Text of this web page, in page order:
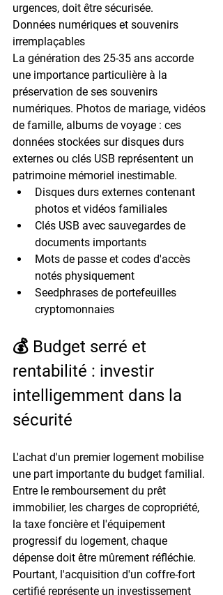
urgences, doit être sécurisée.
Données numériques et souvenirs
irremplaçables
La génération des 25-35 ans accorde
une importance particulière à la
préservation de ses souvenirs
numériques. Photos de mariage, vidéos
de famille, albums de voyage : ces
données stockées sur disques durs
externes ou clés USB représentent un
patrimoine mémoriel inestimable.
Disques durs externes contenant
photos et vidéos familiales
Clés USB avec sauvegardes de
documents importants
Mots de passe et codes d'accès
notés physiquement
Seedphrases de portefeuilles
cryptomonnaies
💰 Budget serré et
rentabilité : investir
intelligemment dans la
sécurité
L'achat d'un premier logement mobilise
une part importante du budget familial.
Entre le remboursement du prêt
immobilier, les charges de copropriété,
la taxe foncière et l'équipement
progressif du logement, chaque
dépense doit être mûrement réfléchie.
Pourtant, l'acquisition d'un coffre-fort
certifié représente un investissement